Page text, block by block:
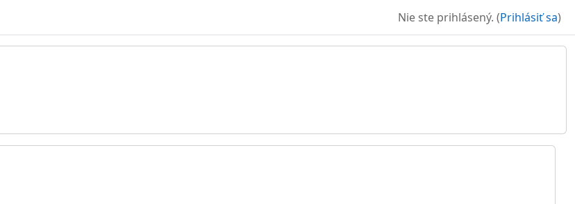
Nie ste prihlásený. (Prihlásiť sa)